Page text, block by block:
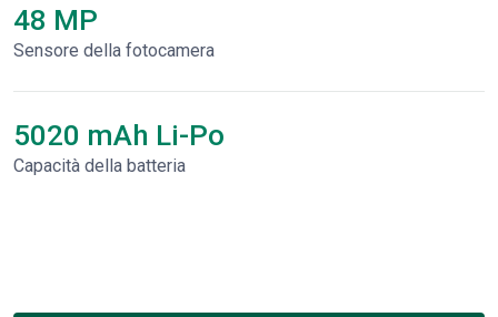
48 MP
Sensore della fotocamera
5020 mAh Li-Po
Capacità della batteria